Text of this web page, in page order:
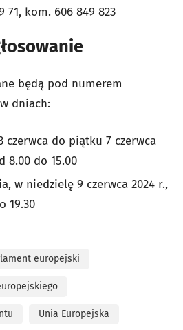
71, kom. 606 849 823
będą pod numerem
dniach:
czerwca do piątku 7 czerwca
8.00 do 15.00
w niedzielę 9 czerwca 2024 r.,
19.30
europejski
Unia Europejska